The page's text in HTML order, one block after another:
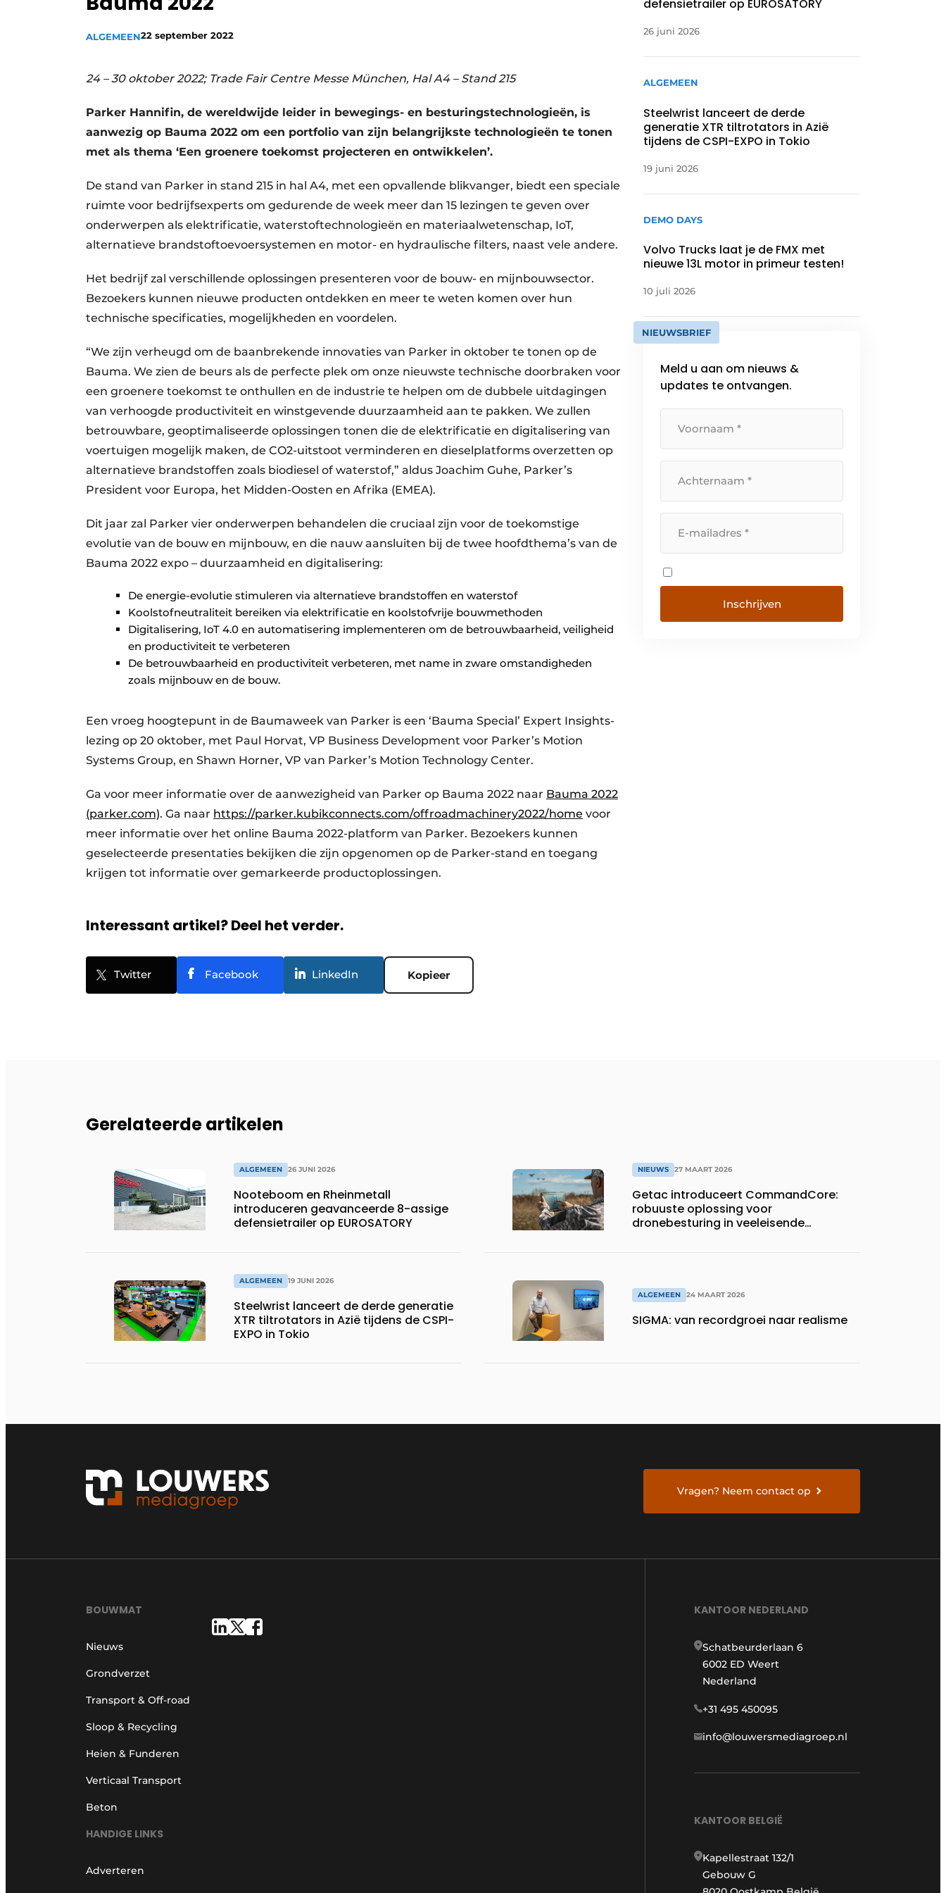
Vacatures
ALGEMEEN22 september 2022
24 – 30 oktober 2022; Trade Fair Centre Messe München, Hal A4 – Stand 215
Parker Hannifin, de wereldwijde leider in bewegings- en besturingstechnologieën, is
aanwezig op Bauma 2022 om een portfolio van zijn belangrijkste technologieën te tonen
met als thema ‘Een groenere toekomst projecteren en ontwikkelen’.
De stand van Parker in stand 215 in hal A4, met een opvallende blikvanger, biedt een speciale
ruimte voor bedrijfsexperts om gedurende de week meer dan 15 lezingen te geven over
onderwerpen als elektrificatie, waterstoftechnologieën en materiaalwetenschap, IoT,
alternatieve brandstoftoevoersystemen en motor- en hydraulische filters, naast vele andere.
Het bedrijf zal verschillende oplossingen presenteren voor de bouw- en mijnbouwsector.
Bezoekers kunnen nieuwe producten ontdekken en meer te weten komen over hun
technische specificaties, mogelijkheden en voordelen.
“We zijn verheugd om de baanbrekende innovaties van Parker in oktober te tonen op de
Bauma. We zien de beurs als de perfecte plek om onze nieuwste technische doorbraken voor
een groenere toekomst te onthullen en de industrie te helpen om de dubbele uitdagingen
van verhoogde productiviteit en winstgevende duurzaamheid aan te pakken. We zullen
betrouwbare, geoptimaliseerde oplossingen tonen die de elektrificatie en digitalisering van
voertuigen mogelijk maken, de CO2-uitstoot verminderen en dieselplatforms overzetten op
alternatieve brandstoffen zoals biodiesel of waterstof,” aldus Joachim Guhe, Parker’s
President voor Europa, het Midden-Oosten en Afrika (EMEA).
Dit jaar zal Parker vier onderwerpen behandelen die cruciaal zijn voor de toekomstige
evolutie van de bouw en mijnbouw, en die nauw aansluiten bij de twee hoofdthema’s van de
Bauma 2022 expo – duurzaamheid en digitalisering:
De energie-evolutie stimuleren via alternatieve brandstoffen en waterstof
Koolstofneutraliteit bereiken via elektrificatie en koolstofvrije bouwmethoden
Digitalisering, IoT 4.0 en automatisering implementeren om de betrouwbaarheid, veiligheid
en productiviteit te verbeteren
De betrouwbaarheid en productiviteit verbeteren, met name in zware omstandigheden
zoals mijnbouw en de bouw.
Een vroeg hoogtepunt in de Baumaweek van Parker is een ‘Bauma Special’ Expert Insights-
lezing op 20 oktober, met Paul Horvat, VP Business Development voor Parker’s Motion
Systems Group, en Shawn Horner, VP van Parker’s Motion Technology Center.
Ga voor meer informatie over de aanwezigheid van Parker op Bauma 2022 naar Bauma 2022
(parker.com). Ga naar https://parker.kubikconnects.com/offroadmachinery2022/home voor
meer informatie over het online Bauma 2022-platform van Parker. Bezoekers kunnen
geselecteerde presentaties bekijken die zijn opgenomen op de Parker-stand en toegang
krijgen tot informatie over gemarkeerde productoplossingen.
Interessant artikel? Deel het verder.
Twitter Facebook LinkedIn Kopieer
defensietrailer op EUROSATORY
26 juni 2026
ALGEMEEN
Steelwrist lanceert de derde
generatie XTR tiltrotators in Azië
tijdens de CSPI-EXPO in Tokio
19 juni 2026
DEMO DAYS
Volvo Trucks laat je de FMX met
nieuwe 13L motor in primeur testen!
10 juli 2026
NIEUWSBRIEF
Meld u aan om nieuws &
updates te ontvangen.
Gerelateerde artikelen
ALGEMEEN 26 JUNI 2026
Nooteboom en Rheinmetall
introduceren geavanceerde 8-assige
defensietrailer op EUROSATORY
ALGEMEEN 19 JUNI 2026
Steelwrist lanceert de derde generatie
XTR tiltrotators in Azië tijdens de CSPI-
EXPO in Tokio
NIEUWS 27 MAART 2026
Getac introduceert CommandCore:
robuuste oplossing voor
dronebesturing in veeleisende
ALGEMEEN 24 MAART 2026
SIGMA: van recordgroei naar realisme
Vragen? Neem contact op
BOUWMAT
Nieuws
Grondverzet
Transport & Off-road
Sloop & Recycling
Heien & Funderen
Verticaal Transport
Beton
HANDIGE LINKS
Adverteren
KANTOOR NEDERLAND
Schatbeurderlaan 6
6002 ED Weert
Nederland
+31 495 450095
info@louwersmediagroep.nl
KANTOOR BELGIË
Kapellestraat 132/1
Gebouw G